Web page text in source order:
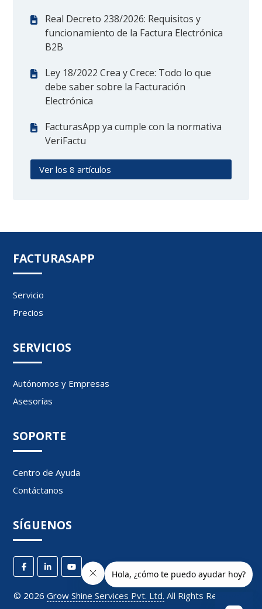
Real Decreto 238/2026: Requisitos y
funcionamiento de la Factura Electrónica
B2B
Ley 18/2022 Crea y Crece: Todo lo que
debe saber sobre la Facturación
Electrónica
FacturasApp ya cumple con la normativa
VeriFactu
Ver los 8 artículos
FACTURASAPP
Servicio
Precios
SERVICIOS
Autónomos y Empresas
Asesorías
SOPORTE
Centro de Ayuda
Contáctanos
SÍGUENOS
© 2026 Grow Shine Services Pvt. Ltd. All Rights Reserved.